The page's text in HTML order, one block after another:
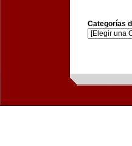
Categorías